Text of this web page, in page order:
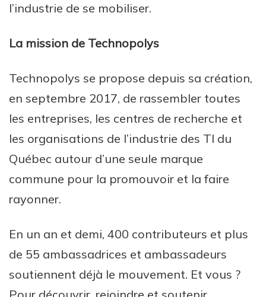
l’industrie de se mobiliser.
La mission de Technopolys
Technopolys se propose depuis sa création,
en septembre 2017, de rassembler toutes
les entreprises, les centres de recherche et
les organisations de l’industrie des TI du
Québec autour d’une seule marque
commune pour la promouvoir et la faire
rayonner.
En un an et demi, 400 contributeurs et plus
de 55 ambassadrices et ambassadeurs
soutiennent déjà le mouvement. Et vous ?